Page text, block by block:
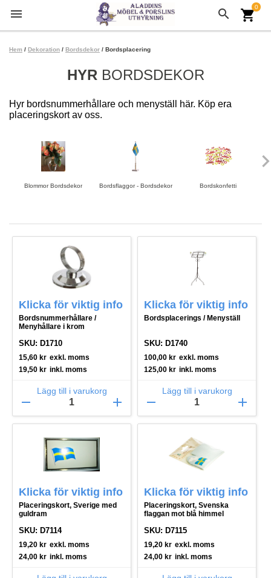
menu search 0
shopping_cart
Hem / Dekoration / Bordsdekor / Bordsplacering
HYR BORDSDEKOR
Hyr bordsnummerhållare och menyställ här. Köp era
placeringskort av oss.
Blommor Bordsdekor Bordsflaggor - Bordsdekor Bordskonfetti
Klicka för viktig info
Bordsnummerhållare /
Menyhållare i krom
SKU: D1710
15,60 kr exkl. moms
19,50 kr inkl. moms
Lägg till i varukorg
remove add
Klicka för viktig info
Bordsplacerings / Menyställ
SKU: D1740
100,00 kr exkl. moms
125,00 kr inkl. moms
Lägg till i varukorg
remove add
Klicka för viktig info
Placeringskort, Sverige med
guldram
SKU: D7114
19,20 kr exkl. moms
24,00 kr inkl. moms
Klicka för viktig info
Placeringskort, Svenska
flaggan mot blå himmel
SKU: D7115
19,20 kr exkl. moms
24,00 kr inkl. moms